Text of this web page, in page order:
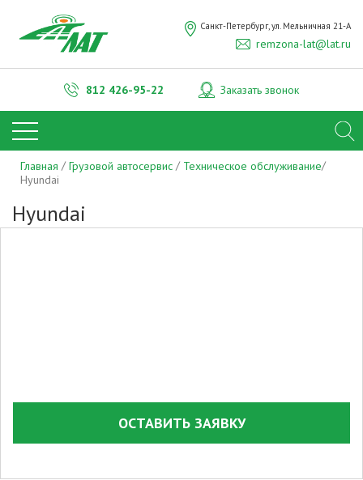
812 426-95-22 Заказать звонок
Санкт-Петербург, ул. Мельничная 21-А
remzona-lat@lat.ru
Главная Грузовой автосервис
Техническое обслуживание
Hyundai
Hyundai
Нажимая на кнопку "Отправить", вы даете
согласие на обработкуперсональных данных
ОСТАВИТЬ ЗАЯВКУ